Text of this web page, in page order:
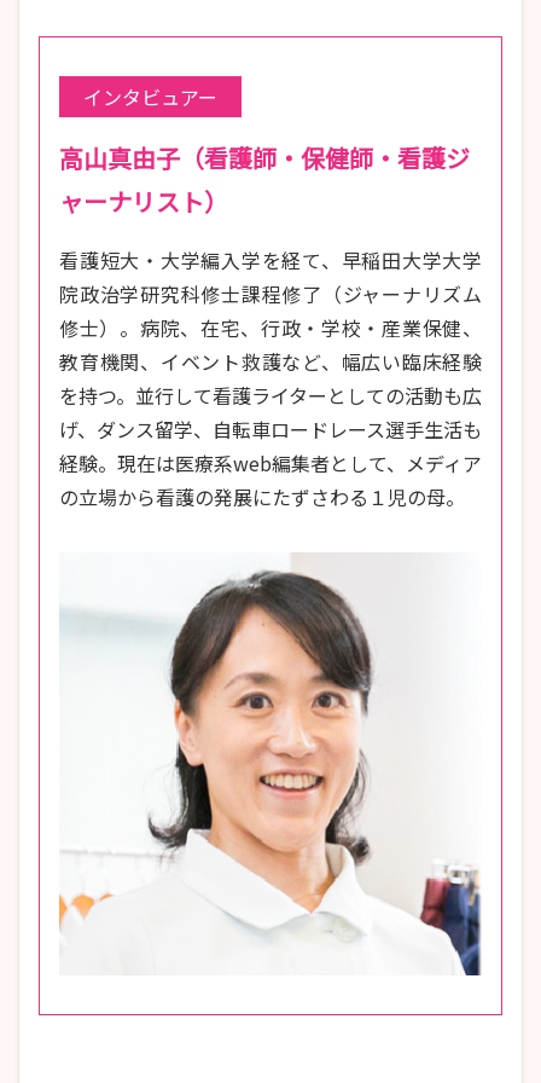
インタビュアー
高山真由子（看護師・保健師・看護ジ
ャーナリスト）
看護短大・大学編入学を経て、早稲田大学大学
院政治学研究科修士課程修了（ジャーナリズム
修士）。病院、在宅、行政・学校・産業保健、
教育機関、イベント救護など、幅広い臨床経験
を持つ。並行して看護ライターとしての活動も広
げ、ダンス留学、自転車ロードレース選手生活も
経験。現在は医療系web編集者として、メディア
の立場から看護の発展にたずさわる１児の母。